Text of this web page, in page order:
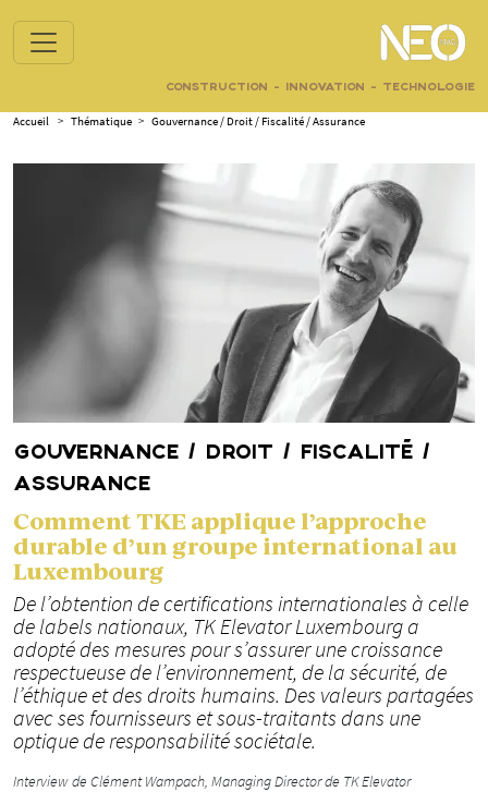
CONSTRUCTION - INNOVATION - TECHNOLOGIE
Accueil > Thématique > Gouvernance / Droit / Fiscalité / Assurance
GOUVERNANCE / DROIT / FISCALITÉ /
ASSURANCE
Comment TKE applique l’approche
durable d’un groupe international au
Luxembourg
De l’obtention de certifications internationales à celle
de labels nationaux, TK Elevator Luxembourg a
adopté des mesures pour s’assurer une croissance
respectueuse de l’environnement, de la sécurité, de
l’éthique et des droits humains. Des valeurs partagées
avec ses fournisseurs et sous-traitants dans une
optique de responsabilité sociétale.
Interview de Clément Wampach, Managing Director de TK Elevator